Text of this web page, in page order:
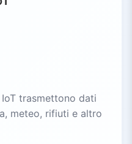
trasmettono dati
meteo, rifiuti e altro